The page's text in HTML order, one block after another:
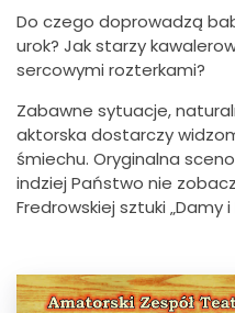
Do czego doprowadzą
urok? Jak starzy
sercowymi rozterkami?
Zabawne sytuacje,
aktorska dostarczy
śmiechu. Oryginalna
indziej Państwo nie
Fredrowskiej sztuki „Damy i